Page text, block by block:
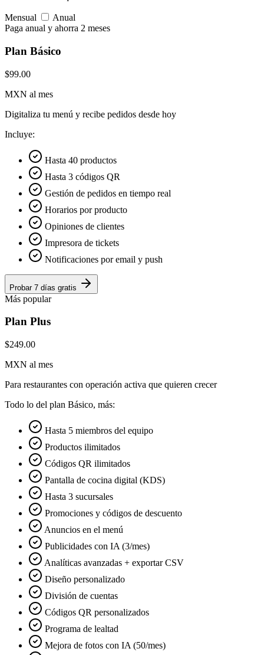
Mensual
Anual
Paga anual y ahorra 2 meses
Plan Básico
$99.00
MXN al mes
Digitaliza tu menú y recibe pedidos desde hoy
Incluye:
Hasta 40 productos
Hasta 3 códigos QR
Gestión de pedidos en tiempo real
Horarios por producto
Opiniones de clientes
Impresora de tickets
Notificaciones por email y push
Probar 7 días gratis
Más popular
Plan Plus
$249.00
MXN al mes
Para restaurantes con operación activa que quieren crecer
Todo lo del plan Básico, más:
Hasta 5 miembros del equipo
Productos ilimitados
Códigos QR ilimitados
Pantalla de cocina digital (KDS)
Hasta 3 sucursales
Promociones y códigos de descuento
Anuncios en el menú
Publicidades con IA (3/mes)
Analíticas avanzadas + exportar CSV
Diseño personalizado
División de cuentas
Códigos QR personalizados
Programa de lealtad
Mejora de fotos con IA (50/mes)